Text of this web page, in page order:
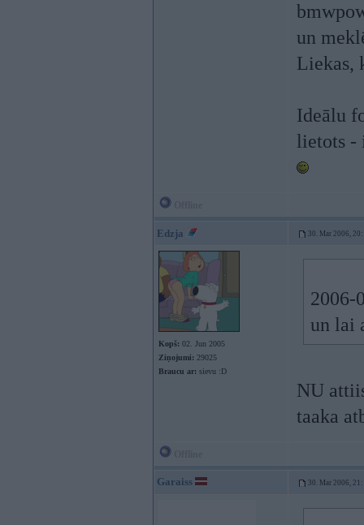
un
Liekas,
Ideālu
lietots -
Edzja 30. Mar 2006,
Kopš: 02. Jun 2005
Ziņojumi: 29025
Braucu ar: sievu :D
2006-
un lai
NU
taaka
Garaiss 30. Mar 2006,